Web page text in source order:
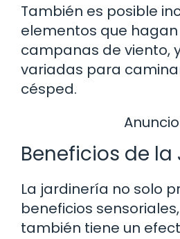
También es posible
elementos que
campanas de viento,
variadas para
césped.
Beneficios de
La jardinería no solo
beneficios
también tiene un